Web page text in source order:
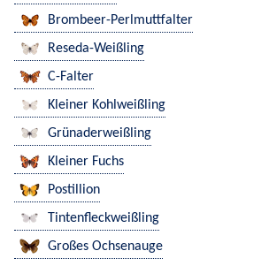
Brombeer-Perlmuttfalter
Reseda-Weißling
C-Falter
Kleiner Kohlweißling
Grünaderweißling
Kleiner Fuchs
Postillion
Tintenfleckweißling
Großes Ochsenauge